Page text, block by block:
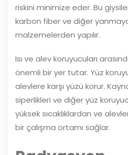
riskini minimize eder. Bu
karbon fiber ve diğer yanmaya
malzemelerden yapılır.
Isı ve alev koruyucuları
önemli bir yer tutar. Yüz
alevlere karşı yüzü korur.
siperlikleri ve diğer yüz
yüksek sıcaklıklardan ve
bir çalışma ortamı sağlar.